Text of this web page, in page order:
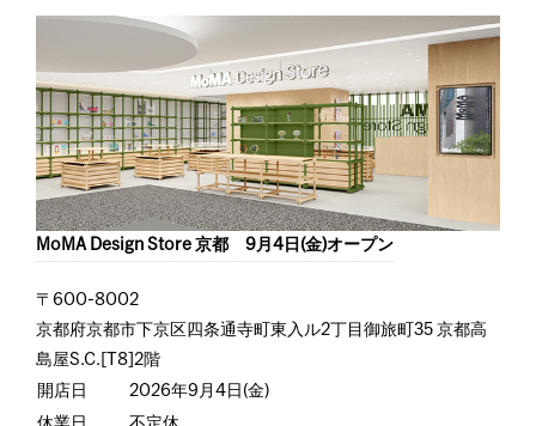
MoMA Design Store 京都 9月4日(金)オープン
〒600-8002
京都府京都市下京区四条通寺町東入ル2丁目御旅町35 京都高
島屋S.C.[T8]2階
開店日
2026年9月4日(金)